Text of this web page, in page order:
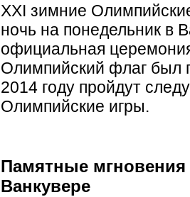
XXI зимние
ночь на понедельник в
официальная
Олимпийский флаг был
2014 году пройдут
Олимпийские игры.
Памятные
Ванкувере